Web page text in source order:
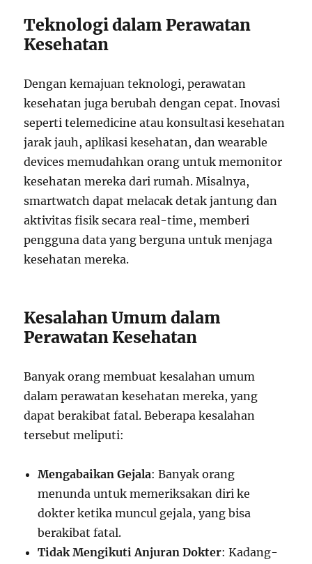
Teknologi dalam Perawatan
Kesehatan
Dengan kemajuan teknologi, perawatan
kesehatan juga berubah dengan cepat. Inovasi
seperti telemedicine atau konsultasi kesehatan
jarak jauh, aplikasi kesehatan, dan wearable
devices memudahkan orang untuk memonitor
kesehatan mereka dari rumah. Misalnya,
smartwatch dapat melacak detak jantung dan
aktivitas fisik secara real-time, memberi
pengguna data yang berguna untuk menjaga
kesehatan mereka.
Kesalahan Umum dalam
Perawatan Kesehatan
Banyak orang membuat kesalahan umum
dalam perawatan kesehatan mereka, yang
dapat berakibat fatal. Beberapa kesalahan
tersebut meliputi:
Mengabaikan Gejala: Banyak orang
menunda untuk memeriksakan diri ke
dokter ketika muncul gejala, yang bisa
berakibat fatal.
Tidak Mengikuti Anjuran Dokter: Kadang-